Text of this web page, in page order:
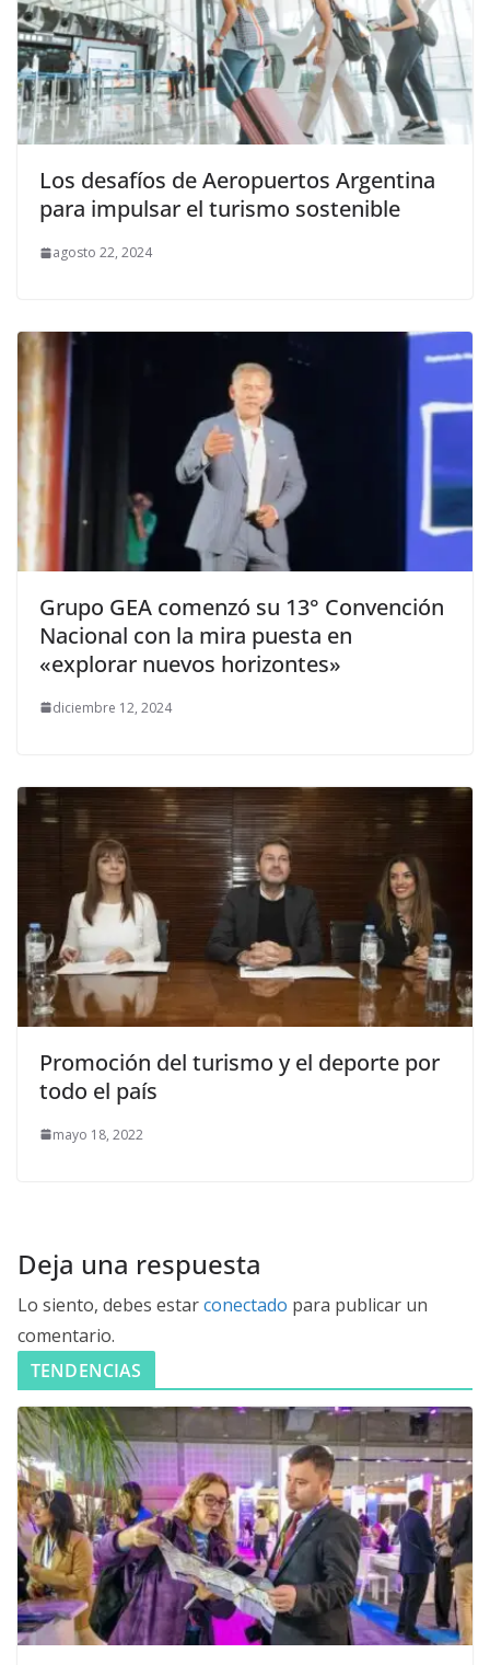
Los desafíos de Aeropuertos Argentina
para impulsar el turismo sostenible
agosto 22, 2024
Grupo GEA comenzó su 13° Convención
Nacional con la mira puesta en
«explorar nuevos horizontes»
diciembre 12, 2024
Promoción del turismo y el deporte por
todo el país
mayo 18, 2022
Deja una respuesta
Lo siento, debes estarconectado para publicar un
comentario.
TENDENCIAS